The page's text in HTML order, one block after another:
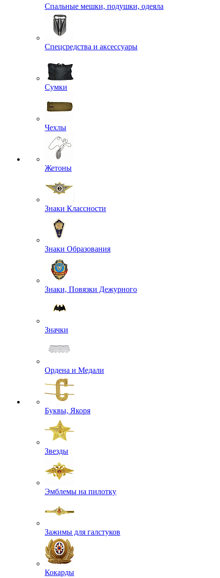
Спальные мешки, подушки, одеяла
Спецсредства и аксессуары
Сумки
Чехлы
Жетоны
Знаки Классности
Знаки Образования
Знаки, Повязки Дежурного
Значки
Ордена и Медали
Буквы, Якоря
Звезды
Эмблемы на пилотку
Зажимы для галстуков
Кокарды